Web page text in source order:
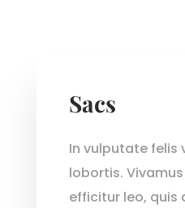
Sacs
In vulputate
lobortis.
efficitur leo, quis